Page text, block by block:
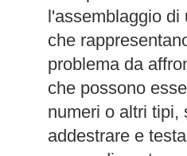
l'assemblaggio di
che
problema da
che possono
numeri o altri tipi,
addestrare e